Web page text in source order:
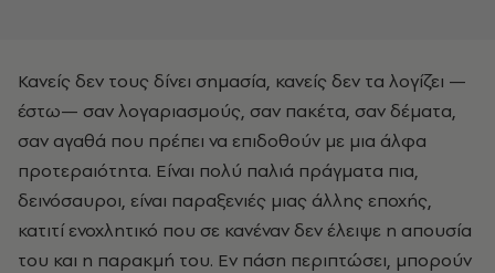
Κανείς δεν τους δίνει σημασία, κανείς δεν τα λογίζει —
έστω— σαν λογαριασμούς, σαν πακέτα, σαν δέματα,
σαν αγαθά που πρέπει να επιδοθούν με μια άλφα
προτεραιότητα. Είναι πολύ παλιά πράγματα πια,
δεινόσαυροι, είναι παραξενιές μιας άλλης εποχής,
κατιτί ενοχλητικό που σε κανέναν δεν έλειψε η απουσία
του και η παρακμή του. Εν πάση περιπτώσει, μπορούν